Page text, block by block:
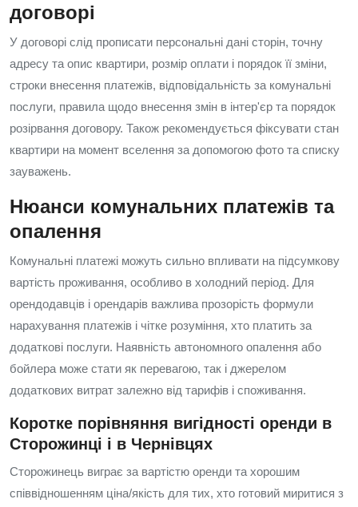
договорі
У договорі слід прописати персональні дані сторін, точну
адресу та опис квартири, розмір оплати і порядок її зміни,
строки внесення платежів, відповідальність за комунальні
послуги, правила щодо внесення змін в інтер'єр та порядок
розірвання договору. Також рекомендується фіксувати стан
квартири на момент вселення за допомогою фото та списку
зауважень.
Нюанси комунальних платежів та
опалення
Комунальні платежі можуть сильно впливати на підсумкову
вартість проживання, особливо в холодний період. Для
орендодавців і орендарів важлива прозорість формули
нарахування платежів і чітке розуміння, хто платить за
додаткові послуги. Наявність автономного опалення або
бойлера може стати як перевагою, так і джерелом
додаткових витрат залежно від тарифів і споживання.
Коротке порівняння вигідності оренди в
Сторожинці і в Чернівцях
Сторожинець виграє за вартістю оренди та хорошим
співвідношенням ціна/якість для тих, хто готовий миритися з